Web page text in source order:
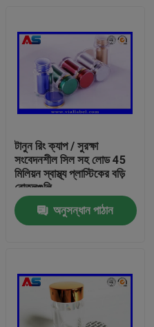
টানুন রিং ক্যাপ / সুরক্ষা
সংবেদনশীল সিল সহ লোড 45
মিলিয়ন স্বাস্থ্য প্লাস্টিকের বড়ি
বোতলগুলি
অনুসন্ধান পাঠান